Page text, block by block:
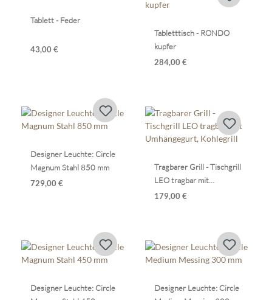
Tablett - Feder
43,00 €
Tabletttisch - RONDO
kupfer
284,00 €
Designer Leuchte: Circle
Magnum Stahl 850 mm
729,00 €
Tragbarer Grill - Tischgrill
LEO tragbar mit
Umhängegurt, Kohlegrill
179,00 €
Designer Leuchte: Circle
Designer Leuchte: Circle